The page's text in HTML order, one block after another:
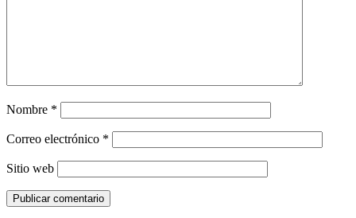
Nombre *
Correo electrónico *
Sitio web